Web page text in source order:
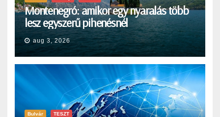
Montenegró: amikor egy nyaralás több
lesz egyszerű pihenésnél
aug 3, 2026
Bulvár TESZT